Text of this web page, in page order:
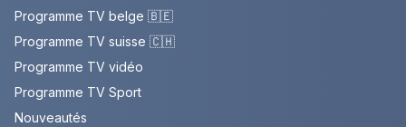
Programme TV belge 🇧🇪
Programme TV suisse 🇨🇭
Programme TV vidéo
Programme TV Sport
Nouveautés